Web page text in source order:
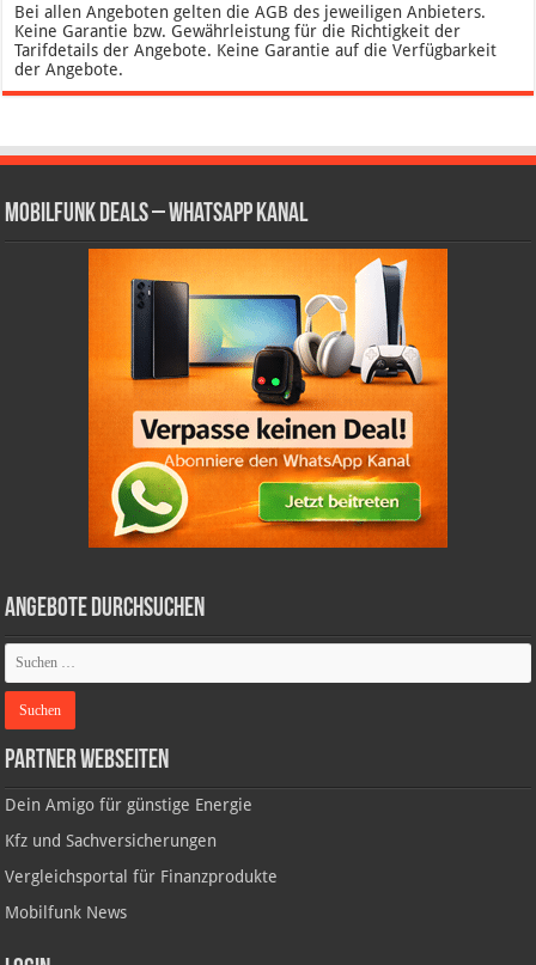
Bei allen Angeboten gelten die AGB des jeweiligen Anbieters.
Keine Garantie bzw. Gewährleistung für die Richtigkeit der
Tarifdetails der Angebote. Keine Garantie auf die Verfügbarkeit
der Angebote.
Mobilfunk Deals – WhatsApp Kanal
Angebote durchsuchen
Partner Webseiten
Dein Amigo für günstige Energie
Kfz und Sachversicherungen
Vergleichsportal für Finanzprodukte
Mobilfunk News